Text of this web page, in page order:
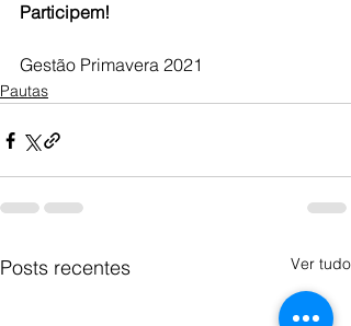
Participem!
Gestão Primavera 2021
Pautas
Posts recentes Ver tudo